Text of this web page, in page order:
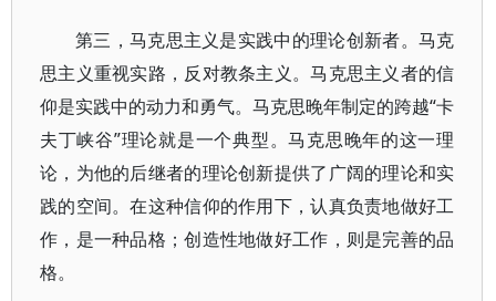
第三，马克思主义是实践中的理论创新者。马克
思主义重视实路，反对教条主义。马克思主义者的信
仰是实践中的动力和勇气。马克思晚年制定的跨越“卡
夫丁峡谷”理论就是一个典型。马克思晚年的这一理
论，为他的后继者的理论创新提供了广阔的理论和实
践的空间。在这种信仰的作用下，认真负责地做好工
作，是一种品格；创造性地做好工作，则是完善的品
格。